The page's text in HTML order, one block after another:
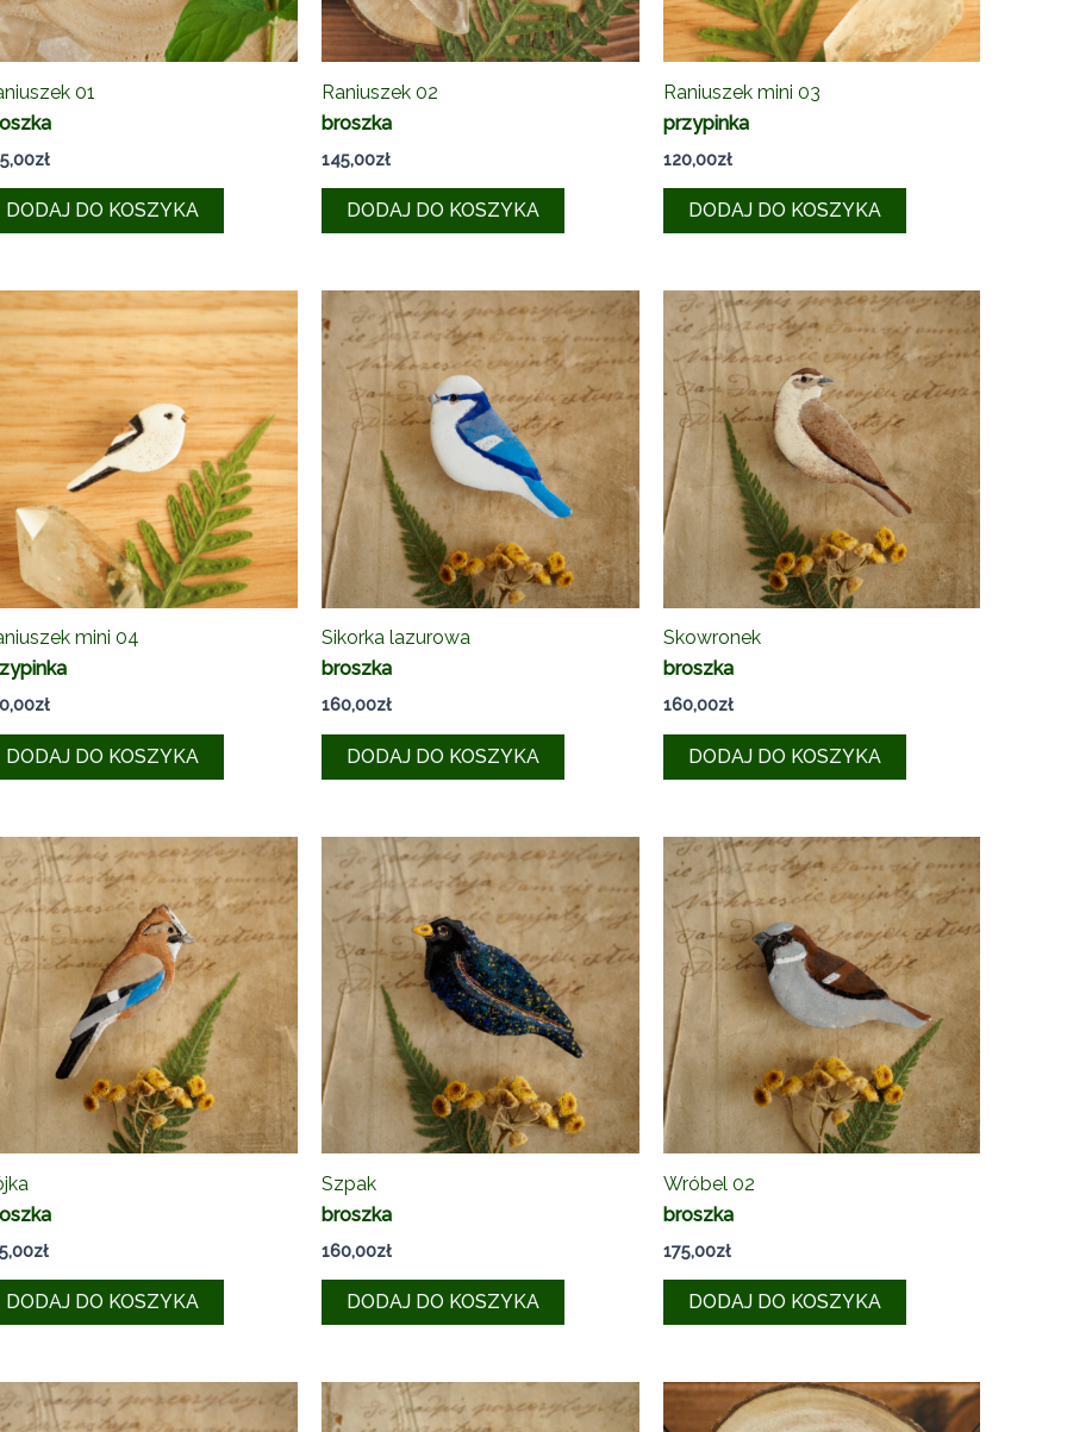
01
zł
DODAJ DO KOSZYKA
Raniuszek 02
broszka
145,00zł
DODAJ DO KOSZYKA
Raniuszek mini 03
przypinka
120,00zł
DODAJ DO KOSZYKA
mini 04
zł
DODAJ DO KOSZYKA
Sikorka lazurowa
broszka
160,00zł
DODAJ DO KOSZYKA
Skowronek
broszka
160,00zł
DODAJ DO KOSZYKA
zł
DODAJ DO KOSZYKA
Szpak
broszka
160,00zł
DODAJ DO KOSZYKA
Wróbel 02
broszka
175,00zł
DODAJ DO KOSZYKA